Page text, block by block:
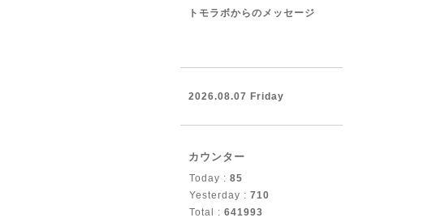
トモラボからのメッセージ
2026.08.07 Friday
カウンター
Today : 85
Yesterday : 710
Total : 641993